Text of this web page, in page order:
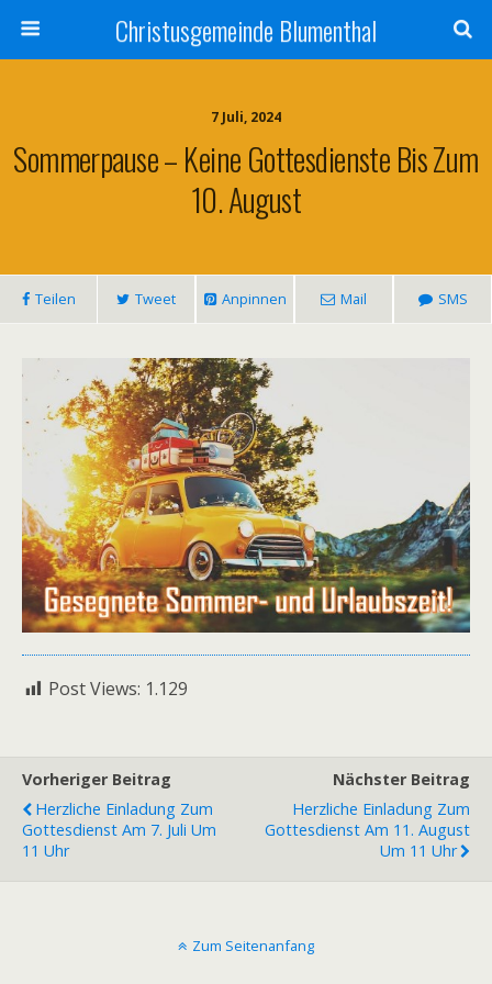
Christusgemeinde Blumenthal
7 Juli, 2024
Sommerpause – Keine Gottesdienste Bis Zum
10. August
Teilen Tweet Anpinnen Mail SMS
Post Views: 1.129
Vorheriger Beitrag
Herzliche Einladung Zum
Gottesdienst Am 7. Juli Um
11 Uhr
Nächster Beitrag
Herzliche Einladung Zum
Gottesdienst Am 11. August
Um 11 Uhr
Zum Seitenanfang